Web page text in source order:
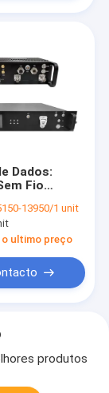
Dados:
Fio
Série
Montada em
13950/1 unit
ultimo preço
produtos